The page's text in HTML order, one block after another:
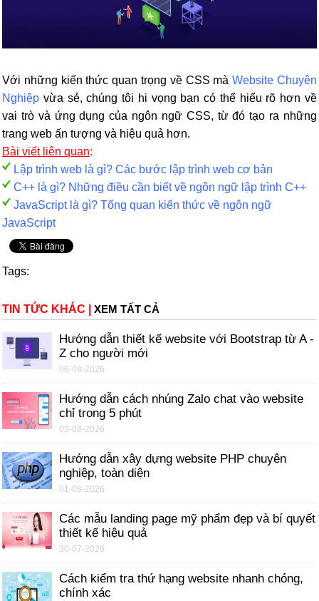
Với những kiến thức quan trọng về CSS màWebsite Chuyên
Nghiệp vừa sẻ, chúng tôi hi vọng bạn có thể hiểu rõ hơn về
vai trò và ứng dụng của ngôn ngữ CSS, từ đó tạo ra những
trang web ấn tượng và hiệu quả hơn.
Bài viết liên quan:
Lập trình web là gì? Các bước lập trình web cơ bản
C++ là gì? Những điều cần biết về ngôn ngữ lập trình C++
JavaScript là gì? Tổng quan kiến thức về ngôn ngữ
JavaScript
Tags:
TIN TỨC KHÁC XEM TẤT CẢ
Hướng dẫn thiết kế website với Bootstrap từ A -
Z cho người mới
06-08-2026
Hướng dẫn cách nhúng Zalo chat vào website
chỉ trong 5 phút
03-08-2026
Hướng dẫn xây dựng website PHP chuyên
nghiệp, toàn diện
01-08-2026
Các mẫu landing page mỹ phẩm đẹp và bí quyết
thiết kế hiệu quả
30-07-2026
Cách kiểm tra thứ hạng website nhanh chóng,
chính xác